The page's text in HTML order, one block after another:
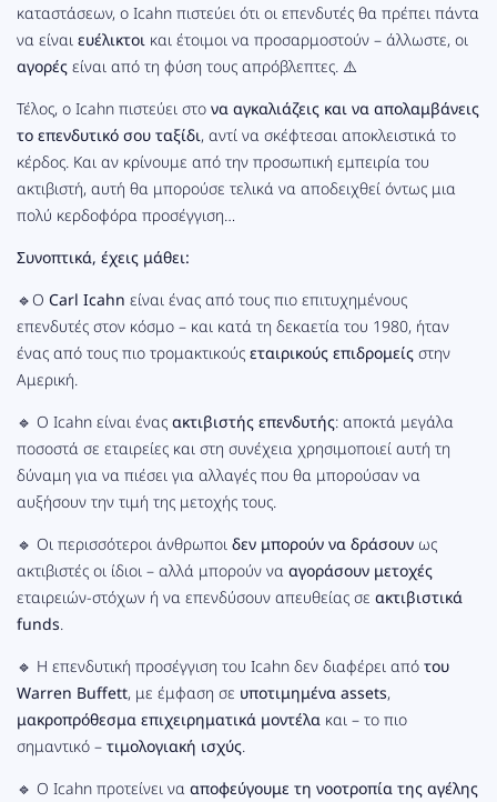
καταστάσεων, ο Icahn πιστεύει ότι οι επενδυτές θα πρέπει πάντα
να είναι ευέλικτοι και έτοιμοι να προσαρμοστούν – άλλωστε, οι
αγορές είναι από τη φύση τους απρόβλεπτες. ⚠️
Τέλος, ο Icahn πιστεύει στο να αγκαλιάζεις και να απολαμβάνεις
το επενδυτικό σου ταξίδι, αντί να σκέφτεσαι αποκλειστικά το
κέρδος. Και αν κρίνουμε από την προσωπική εμπειρία του
ακτιβιστή, αυτή θα μπορούσε τελικά να αποδειχθεί όντως μια
πολύ κερδοφόρα προσέγγιση…
Συνοπτικά, έχεις μάθει:
🔹Ο Carl Icahn είναι ένας από τους πιο επιτυχημένους
επενδυτές στον κόσμο – και κατά τη δεκαετία του 1980, ήταν
ένας από τους πιο τρομακτικούς εταιρικούς επιδρομείς στην
Αμερική.
🔹 Ο Icahn είναι ένας ακτιβιστής επενδυτής: αποκτά μεγάλα
ποσοστά σε εταιρείες και στη συνέχεια χρησιμοποιεί αυτή τη
δύναμη για να πιέσει για αλλαγές που θα μπορούσαν να
αυξήσουν την τιμή της μετοχής τους.
🔹 Οι περισσότεροι άνθρωποι δεν μπορούν να δράσουν ως
ακτιβιστές οι ίδιοι – αλλά μπορούν να αγοράσουν μετοχές
εταιρειών-στόχων ή να επενδύσουν απευθείας σε ακτιβιστικά
funds.
🔹 Η επενδυτική προσέγγιση του Icahn δεν διαφέρει από του
Warren Buffett, με έμφαση σε υποτιμημένα assets,
μακροπρόθεσμα επιχειρηματικά μοντέλα και – το πιο
σημαντικό – τιμολογιακή ισχύς.
🔹 Ο Icahn προτείνει να αποφεύγουμε τη νοοτροπία της αγέλης